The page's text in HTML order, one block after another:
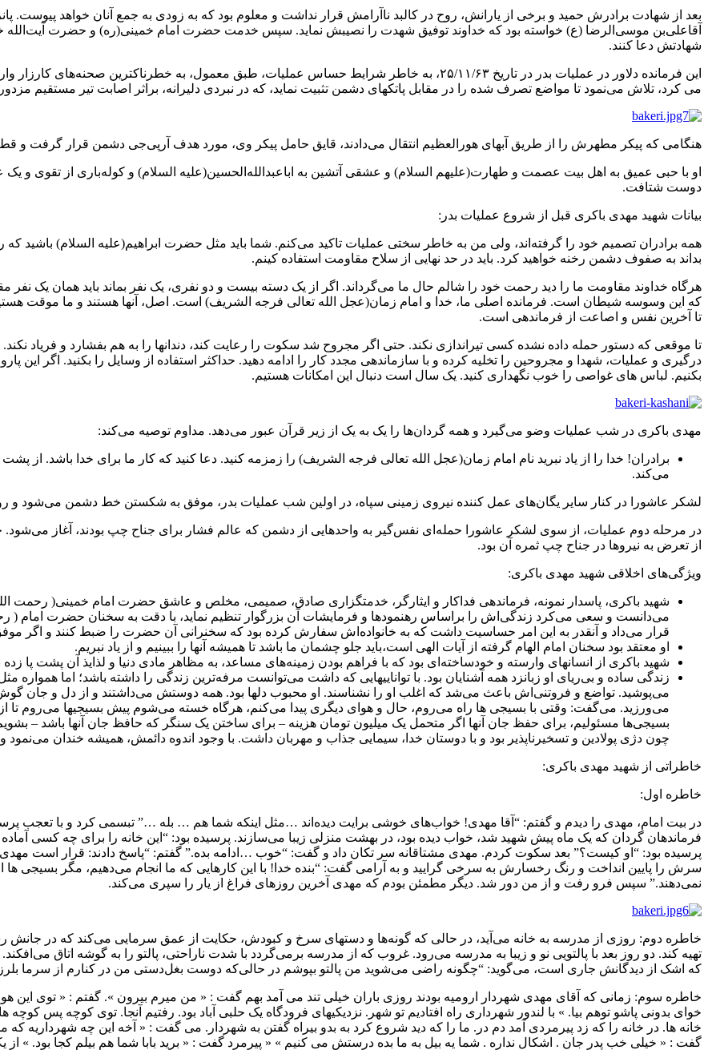
بعد از شهادت برادرش حمید و برخی از یارانش، روح در کالبد ناآرامش قرار نداشت و معلوم بود که به زودی به جمع آنان خواهد
آقاعلی‌بن موسی‌الرضا (ع) خواسته بود که خداوند توفیق شهدت را نصیبش نماید. سپس خدمت حضرت امام خمینی(ره) و حضرت آیت‌الله
شهادتش دعا کنند.
این فرمانده دلاور در عملیات بدر در تاریخ ۲۵/۱۱/۶۳، به خاطر شرایط حساس عملیات، طبق معمول، به
می کرد، تلاش می‌نمود تا مواضع تصرف شده را در مقابل پاتکهای دشمن تثبیت نماید، که در نبردی دلیرانه، براثر اصابت تیر مستقیم
هنگامی که پیکر مطهرش را از طریق آبهای هورالعظیم انتقال می‌دادند، قایق حامل پیکر وی، مورد هدف آرپی‌جی دشمن قرار گرفت و
او با حبی عمیق به اهل بیت عصمت و طهارت(علیهم السلام) و عشقی آتشین به اباعبدالله‌الحسین(علیه السلام) و کوله‌باری از تقوی و
دوست شتافت.
بیانات شهید مهدی باکری قبل از شروع عملیات بدر:
همه برادران تصمیم خود را گرفته‌اند، ولی من به خاطر سختی عملیات تاکید می‌کنم. شما باید مثل حضرت ابراهیم(علیه السلام)
بداند به صفوف دشمن رخنه خواهید کرد. باید در حد نهایی از سلاح مقاومت استفاده کینم.
هرگاه خداوند مقاومت ما را دید رحمت خود را شالم حال ما می‌گرداند. اگر از یک دسته بیست و دو نفری، یک نفر بماند باید همان یک نفر
که این وسوسه شیطان است. فرمانده اصلی ما، خدا و امام زمان(عجل الله تعالی فرجه الشریف) است. اصل، آنها هستند و ما موقت
تا آخرین نفس و اصاعت از فرماندهی است.
تا موقعی که دستور حمله داده نشده کسی تیراندازی نکند. حتی اگر مجروح شد سکوت را رعایت کند، دندانها را به هم بفشارد و فریاد نکند.
درگیری و عملیات، شهدا و مجروحین را تخلیه کرده و با سازماندهی مجدد کار را ادامه دهید. حداکثر استفاده از وسایل را بکنید. اگر این
بکنیم. لباس های غواصی را خوب نگهداری کنید. یک سال است دنبال این امکانات هستیم.
مهدی باکری در شب عملیات وضو می‌گیرد و همه گردان‌ها را یک به یک از زیر قرآن عبور می‌دهد. مداوم توصیه می‌کند:
برادران! خدا را از یاد نبرید نام امام زمان(عجل الله تعالی فرجه الشریف) را زمزمه کنید. دعا کنید که کار ما برای خدا باشد. از
می‌کند.
لشکر عاشورا در کنار سایر یگان‌های عمل کننده نیروی زمینی سپاه، در اولین شب عملیات بدر، موفق به شکستن خط دشمن می‌شود و
در مرحله دوم عملیات، از سوی لشکر عاشورا حمله‌ای نفس‌گیر به واحدهایی از دشمن که عالم فشار برای جناح چپ بودند، آغاز
از تعرض به نیروها در جناح چپ ثمره آن بود.
ویژگی‌های اخلاقی شهید مهدی باکری:
شهید باکری، پاسدار نمونه، فرماندهی فداکار و ایثارگر، خدمتگزاری صادق، صمیمی، مخلص و عاشق حضرت امام خمینی( رحمت
می‌دانست و سعی می‌کرد زندگی‌اش را براساس رهنمودها و فرمایشات آن بزرگوار تنظیم نماید، با دقت به سخنان حضرت امام (
قرار می‌داد و آنقدر به این امر حساسیت داشت که به خانواده‌اش سفارش کرده بود که سخنرانی آن حضرت را ضبط کنند و اگر
او معتقد بود سخنان امام الهام گرفته از آیات الهی است،‌باید جلو چشمان ما باشد تا همیشه آنها را ببینیم و از یاد نبریم.
شهید باکری از انسانهای وارسته و خودساخته‌ای بود که با فراهم بودن زمینه‌های مساعد، به مظاهر مادی دنیا و لذایذ آن پشت پا زده
زندگی ساده و بی‌ریای او زبانزد همه آشنایان بود. با تواناییهایی که داشت می‌توانست مرفه‌ترین زندگی را داشته باشد؛ اما
می‌پوشید. تواضع و فروتنی‌اش باعث می‌شد که اغلب او را نشناسند. او محبوب دلها بود. همه دوستش می‌داشتند و از دل و جان
می‌ورزید. می‌گفت: وقتی با بسیجی ها راه می‌روم، حال و هوای دیگری پیدا می‌کنم، هرگاه خسته می‌شوم پیش بسیجیها می‌روم تا
بسیجی‌ها مسئولیم، برای حفظ جان آنها اگر متحمل یک میلیون تومان هزینه – برای ساختن یک سنگر که حافظ جان آنها باشد –
چون دژی پولادین و تسخیرناپذیر بود و با دوستان خدا، سیمایی جذاب و مهربان داشت. با وجود اندوه دائمش، همیشه خندان
خاطراتی از شهید مهدی باکری:
خاطره اول:
در بیت امام‌، مهدی را دیدم و گفتم‌: “آقا مهدی‌! خواب‌های خوشی برایت دیده‌اند …‌مثل اینکه شما هم … بله …” تبسمی کرد و با
فرماندهان گردان که یک ماه پیش شهید شد، خواب دیده بود، در بهشت منزلی زیبا می‌سازند‌. پرسیده بود: “این خانه را برای چه کسی
پرسیده بود: “او کیست‌؟” بعد سکوت کردم‌. مهدی مشتاقانه سر تکان داد و گفت‌: “خوب …‌ادامه بده‌.” گفتم‌: “پاسخ دادند: قرار است مهدی
سرش را پایین انداخت و رنگ رخسارش به سرخی گرایید و به آرامی گفت‌: “بنده خدا! با این کارهایی که ما انجام می‌دهیم‌، مگر بسیجی
نمی‌دهند‌.” سپس فرو رفت و از من دور شد‌. دیگر مطمئن بودم که مهدی آخرین روزهای فراغ از یار را سپری می‌کند‌.
خاطره دوم: روزی از مدرسه به خانه می‌آید، در حالی که گونه‌ها و دستهای سرخ و کبودش، حکایت از عمق سرمایی می‌کند که در
تهیه کند‌. دو روز بعد با پالتویی نو و زیبا به مدرسه می‌رود‌. غروب که از مدرسه برمی‌گردد با شدت ناراحتی‌، پالتو را به گوشه اتاق
که اشک از دیدگانش جاری است‌، می‌گوید: “چگونه راضی می‌شوید من پالتو بپوشم در حالی‌که دوست بغل‌دستی من در کنارم از سرما
خاطره سوم: زمانی که آقای مهدی شهردار ارومیه بودند روزی باران خیلی تند می آمد بهم گفت : « من میرم بیرون ». گفتم : « توی این
خوای بدونی پاشو توهم بیا. » با لندور شهرداری راه افتادیم تو شهر. نزدیکیهای فرودگاه یک حلبی آباد بود. رفتیم آنجا. توی کوچه
خانه ها. در خانه را که زد پیرمردی آمد دم در. ما را که دید شروع کرد به بدو بیراه گفتن به شهردار. می گفت : « آخه این چه شهرداریه
گفت : « خیلی خب پدر جان . اشکال نداره . شما یه بیل به ما بده درستش می کنیم » « پیرمرد گفت : « برید بابا شما هم بیلم کجا بود. » از